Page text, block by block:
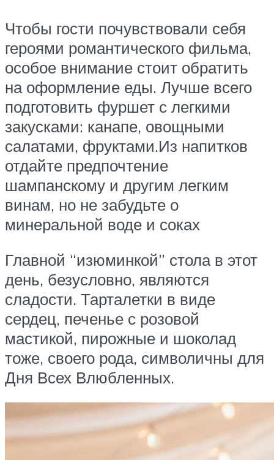
Чтобы гости почувствовали себя
героями романтического фильма,
особое внимание стоит обратить
на оформление еды. Лучше всего
подготовить фуршет с легкими
закусками: канапе, овощными
салатами, фруктами.Из напитков
отдайте предпочтение
шампанскому и другим легким
винам, но не забудьте о
минеральной воде и соках
Главной “изюминкой” стола в этот
день, безусловно, являются
сладости. Тарталетки в виде
сердец, печенье с розовой
мастикой, пирожные и шоколад
тоже, своего рода, символичны для
Дня Всех Влюбленных.